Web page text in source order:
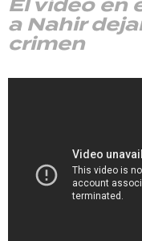
a Nahir
crimen